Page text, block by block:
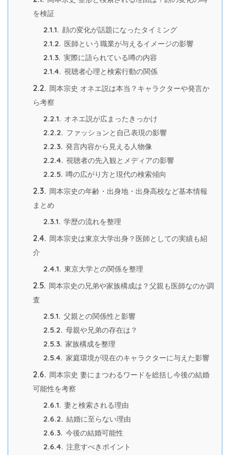
を検証
2.1.1. 顔の変化が話題になったタイミング
2.1.2. 医師という職業が与えるイメージの影響
2.1.3. 実際に語られている噂の内容
2.1.4. 視聴者心理と検索行動の関係
2.2. 岡本宗史 オネエ説は本当？キャラクターや発言か
ら考察
2.2.1. オネエ説が広まったきっかけ
2.2.2. ファッションと自己表現の影響
2.2.3. 発言内容から見える人物像
2.2.4. 視聴者の先入観とメディアの影響
2.2.5. 噂の広がり方と現代の検索傾向
2.3. 岡本宗史の年齢・出身地・出身高校など基本情報
まとめ
2.3.1. 学歴の流れを整理
2.4. 岡本宗史は東京大学出身？医師としての実績も紹
介
2.4.1. 東京大学との関係を整理
2.5. 岡本宗史の兄弟や家族構成は？父親も医師なのか調
査
2.5.1. 父親との関係性と影響
2.5.2. 母親や兄弟の存在は？
2.5.3. 家族構成を整理
2.5.4. 家庭環境が現在のキャラクターに与えた影響
2.6. 岡本宗史 妻にまつわるワードを総括し今後の結婚
可能性を考察
2.6.1. 妻と検索される理由
2.6.2. 結婚に至らない理由
2.6.3. 今後の結婚可能性
2.6.4. 注意すべきポイント